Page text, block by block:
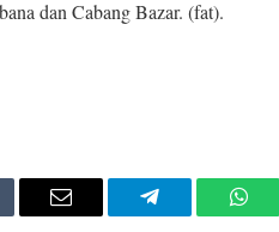
dan Cabang Bazar. (fat).
Email Telegram